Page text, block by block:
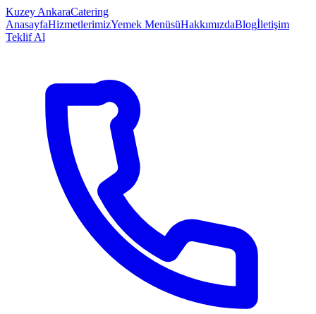
Kuzey AnkaraCatering
AnasayfaHizmetlerimizYemek MenüsüHakkımızdaBlogİletişim
Teklif Al